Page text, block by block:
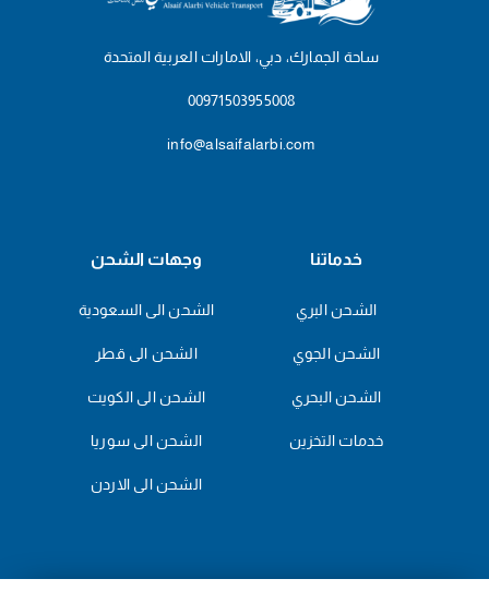
ساحة الجمارك، دبي، الامارات العربية المتحدة
00971503955008
info@alsaifalarbi.com
خدماتنا
الشحن البري
الشحن الجوي
الشحن البحري
خدمات التخزين
وجهات الشحن
الشحن الى السعودية
الشحن الى قطر
الشحن الى الكويت
الشحن الى سوريا
الشحن الى الاردن